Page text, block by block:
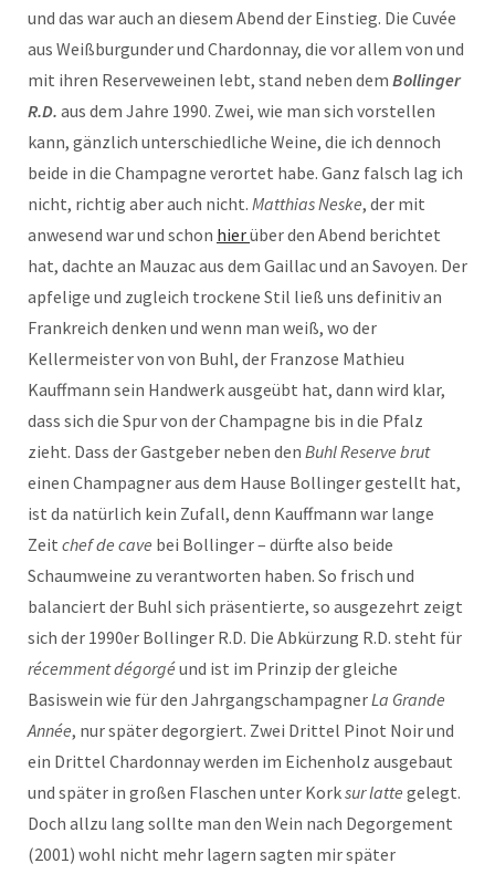
und das war auch an diesem Abend der Einstieg. Die Cuvée
aus Weißburgunder und Chardonnay, die vor allem von und
mit ihren Reserveweinen lebt, stand neben dem Bollinger
R.D. aus dem Jahre 1990. Zwei, wie man sich vorstellen
kann, gänzlich unterschiedliche Weine, die ich dennoch
beide in die Champagne verortet habe. Ganz falsch lag ich
nicht, richtig aber auch nicht. Matthias Neske, der mit
anwesend war und schon hierüber den Abend berichtet
hat, dachte an Mauzac aus dem Gaillac und an Savoyen. Der
apfelige und zugleich trockene Stil ließ uns definitiv an
Frankreich denken und wenn man weiß, wo der
Kellermeister von von Buhl, der Franzose Mathieu
Kauffmann sein Handwerk ausgeübt hat, dann wird klar,
dass sich die Spur von der Champagne bis in die Pfalz
zieht. Dass der Gastgeber neben den Buhl Reserve brut
einen Champagner aus dem Hause Bollinger gestellt hat,
ist da natürlich kein Zufall, denn Kauffmann war lange
Zeit chef de cave bei Bollinger – dürfte also beide
Schaumweine zu verantworten haben. So frisch und
balanciert der Buhl sich präsentierte, so ausgezehrt zeigt
sich der 1990er Bollinger R.D. Die Abkürzung R.D. steht für
récemment dégorgéund ist im Prinzip der gleiche
Basiswein wie für den JahrgangschampagnerLa Grande
Année, nur später degorgiert. Zwei Drittel Pinot Noir und
ein Drittel Chardonnay werden im Eichenholz ausgebaut
und später in großen Flaschen unter Korksur latte gelegt.
Doch allzu lang sollte man den Wein nach Degorgement
(2001) wohl nicht mehr lagern sagten mir später